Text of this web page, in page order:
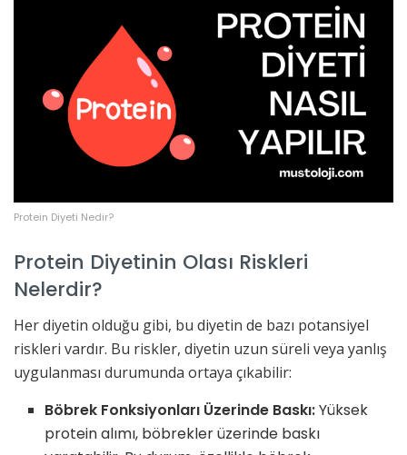
Protein Diyeti Nedir?
Protein Diyetinin Olası Riskleri
Nelerdir?
Her diyetin olduğu gibi, bu diyetin de bazı potansiyel
riskleri vardır. Bu riskler, diyetin uzun süreli veya yanlış
uygulanması durumunda ortaya çıkabilir:
Böbrek Fonksiyonları Üzerinde Baskı:Yüksek
protein alımı, böbrekler üzerinde baskı